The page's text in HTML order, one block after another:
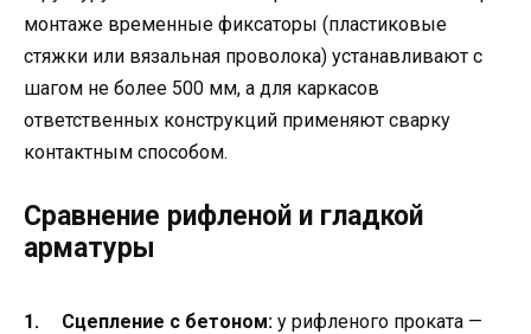
монтаже временные фиксаторы (пластиковые
стяжки или вязальная проволока) устанавливают с
шагом не более 500 мм, а для каркасов
ответственных конструкций применяют сварку
контактным способом.
Сравнение рифленой и гладкой
арматуры
Сцепление с бетоном: у рифленого проката —